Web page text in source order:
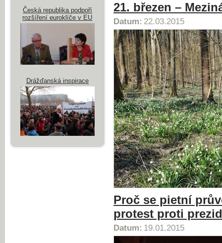
21. březen –
Datum: 22.03.2015
Proč se pietní
protest proti
Datum: 19.01.2015
Česká republika podpoří
rozšíření euroklíče v EU
Drážďanská inspirace